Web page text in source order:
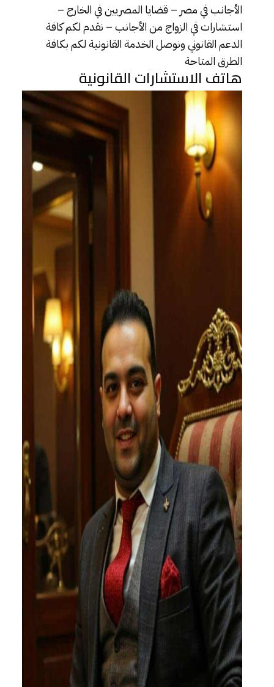
الأجانب في مصر – قضايا المصريين في الخارج –
استشارات في الزواج من الأجانب – نقدم لكم كافة
الدعم القانوني ونوصل الخدمة القانونية لكم بكافة
الطرق المتاحة
هاتف الاستشارات القانونية